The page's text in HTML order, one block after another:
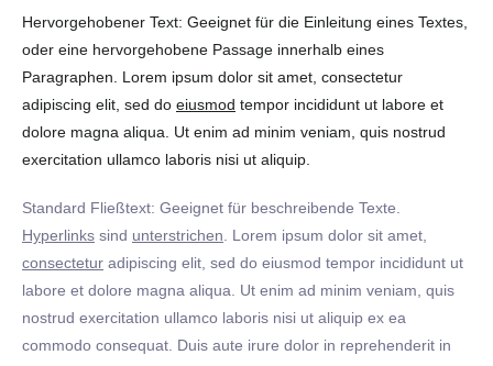
Hervorgehobener Text: Geeignet für die Einleitung eines Textes,
oder eine hervorgehobene Passage innerhalb eines
Paragraphen. Lorem ipsum dolor sit amet, consectetur
adipiscing elit, sed do eiusmod tempor incididunt ut labore et
dolore magna aliqua. Ut enim ad minim veniam, quis nostrud
exercitation ullamco laboris nisi ut aliquip.
Standard Fließtext: Geeignet für beschreibende Texte.
Hyperlinks sind unterstrichen. Lorem ipsum dolor sit amet,
consectetur adipiscing elit, sed do eiusmod tempor incididunt ut
labore et dolore magna aliqua. Ut enim ad minim veniam, quis
nostrud exercitation ullamco laboris nisi ut aliquip ex ea
commodo consequat. Duis aute irure dolor in reprehenderit in